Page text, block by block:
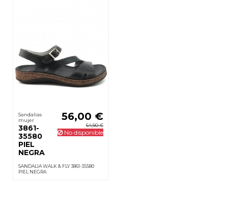
Sandalias
mujer
3861-
35580
PIEL
NEGRA
56,00 €
64,90 €
No disponible
SANDALIA WALK & FLY 3861-35580
PIEL NEGRA